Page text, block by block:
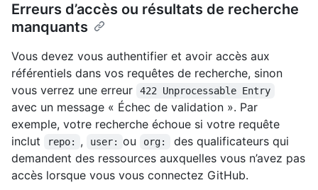
Erreurs d’accès ou résultats de recherche
manquants
Vous devez vous authentifier et avoir accès aux
référentiels dans vos requêtes de recherche, sinon
vous verrez une erreur
422 Unprocessable Entry
avec un message « Échec de validation ». Par
exemple, votre recherche échoue si votre requête
inclut
repo: , user: ou org:
des qualificateurs qui
demandent des ressources auxquelles vous n’avez pas
accès lorsque vous vous connectez GitHub.